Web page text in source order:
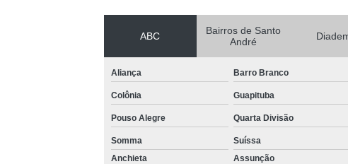
ABC
Bairros de Santo
André
Aliança Barro Branco
Colônia Guapituba
Pouso Alegre Quarta Divisão
Somma Suíssa
Anchieta
Assunção